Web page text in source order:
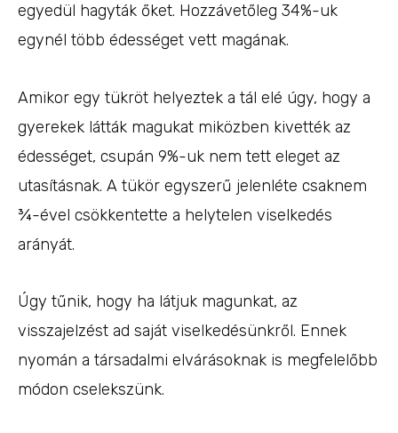
egyedül hagyták őket. Hozzávetőleg 34%-uk
egynél több édességet vett magának.
Amikor egy tükröt helyeztek a tál elé úgy, hogy a
gyerekek látták magukat miközben kivették az
édességet, csupán 9%-uk nem tett eleget az
utasításnak. A tükör egyszerű jelenléte csaknem
¾-ével csökkentette a helytelen viselkedés
arányát.
Úgy tűnik, hogy ha látjuk magunkat, az
visszajelzést ad saját viselkedésünkről. Ennek
nyomán a társadalmi elvárásoknak is megfelelőbb
módon cselekszünk.